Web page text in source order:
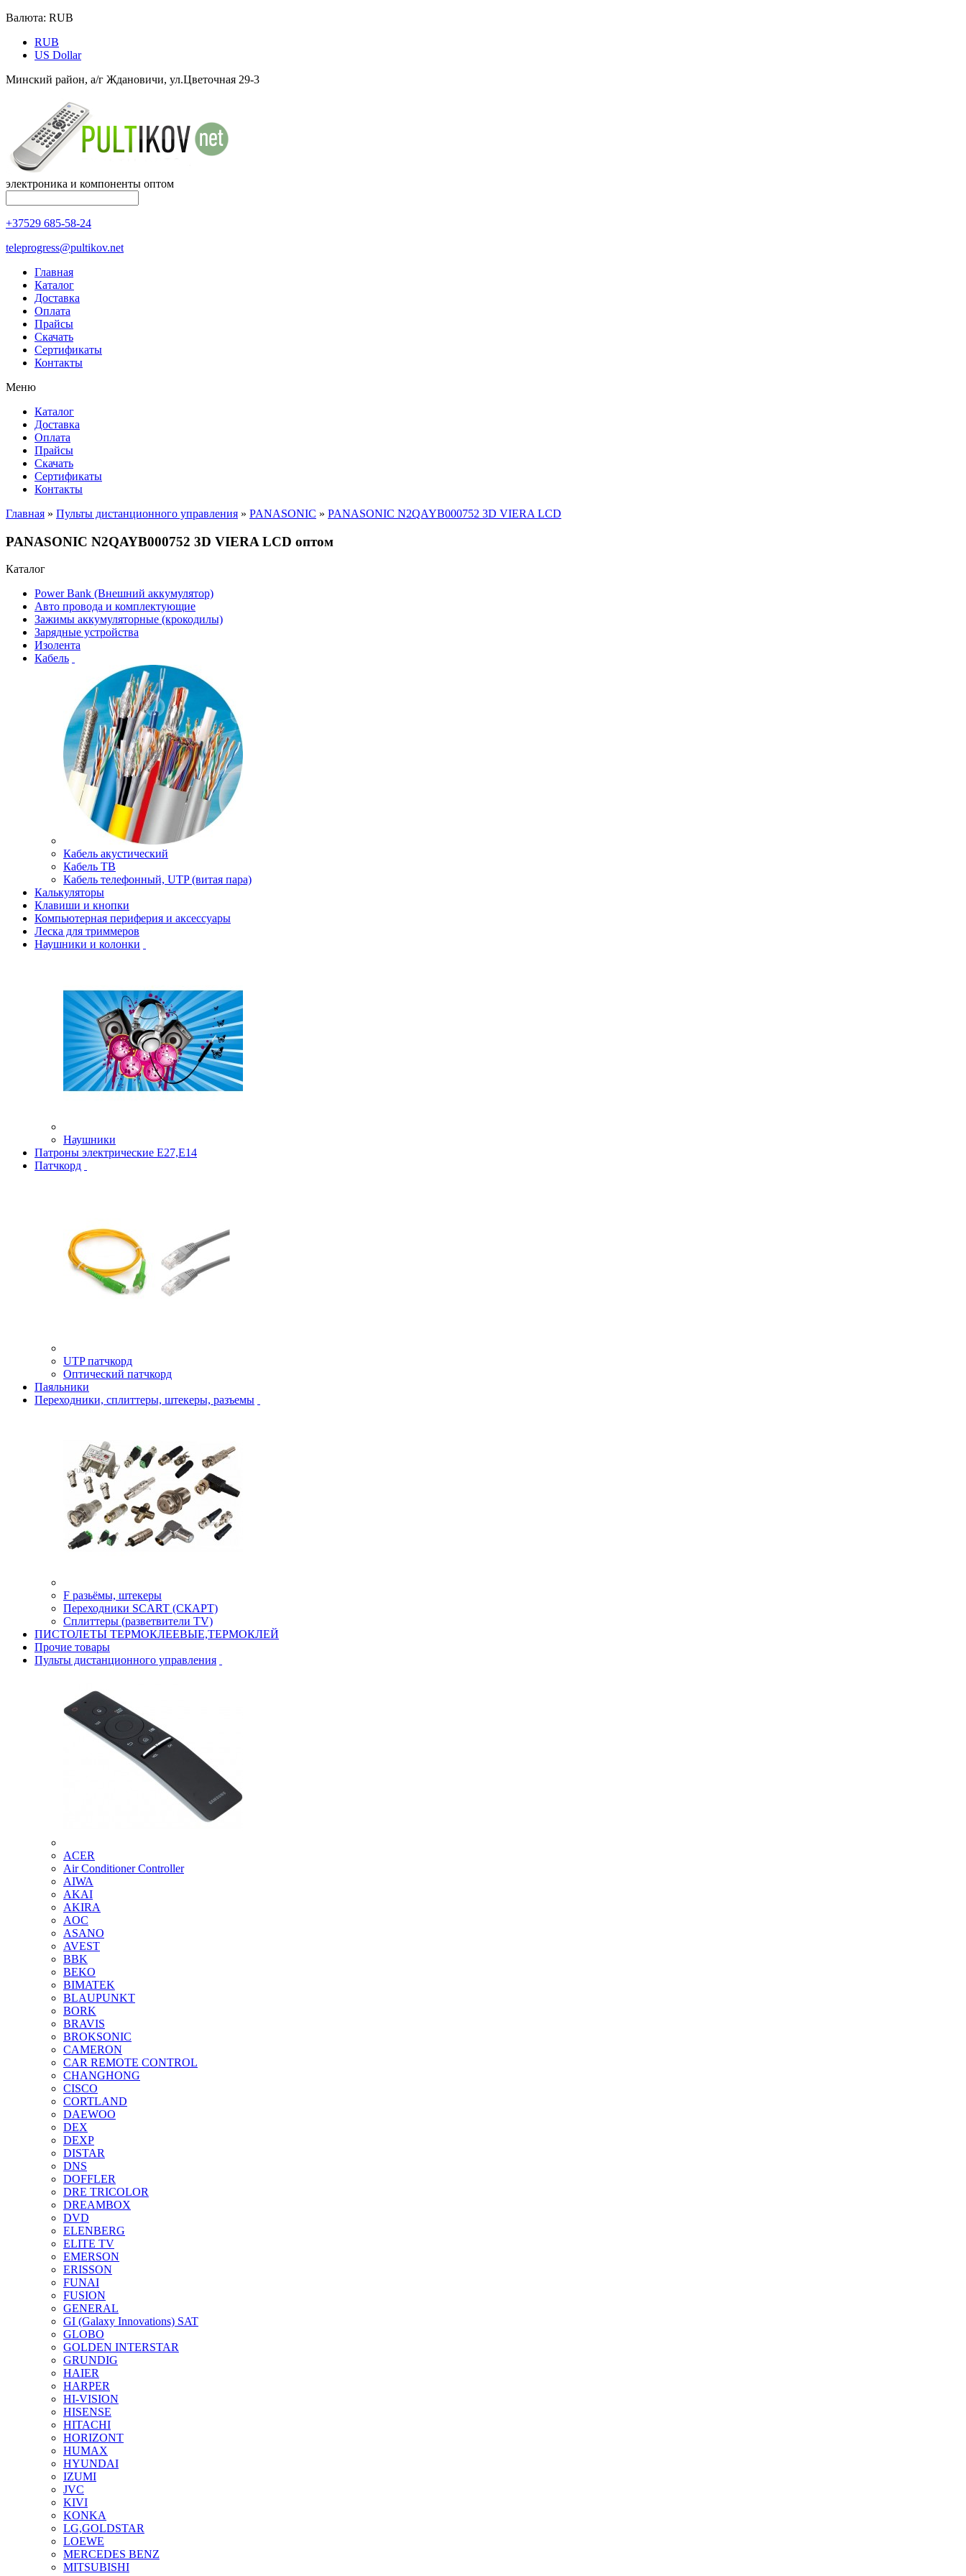
Валюта: RUB
RUB
US Dollar
Минский район, а/г Ждановичи, ул.Цветочная 29-3
электроника и компоненты оптом
+37529 685-58-24
teleprogress@pultikov.net
Главная
Каталог
Доставка
Оплата
Прайсы
Cкачать
Сертификаты
Контакты
Меню
Каталог
Доставка
Оплата
Прайсы
Cкачать
Сертификаты
Контакты
Главная » Пульты дистанционного управления » PANASONIC » PANASONIC N2QAYB000752 3D VIERA LCD
PANASONIC N2QAYB000752 3D VIERA LCD оптом
Каталог
Power Bank (Внешний аккумулятор)
Авто провода и комплектующие
Зажимы аккумуляторные (крокодилы)
Зарядные устройства
Изолента
Кабель
Кабель акустический
Кабель ТВ
Кабель телефонный, UTP (витая пара)
Калькуляторы
Клавиши и кнопки
Компьютерная периферия и аксессуары
Леска для триммеров
Наушники и колонки
Наушники
Патроны электрические Е27,Е14
Патчкорд
UTP патчкорд
Оптический патчкорд
Паяльники
Переходники, сплиттеры, штекеры, разъемы
F разьёмы, штекеры
Переходники SCART (СКАРТ)
Сплиттеры (разветвители TV)
ПИСТОЛЕТЫ ТЕРМОКЛЕЕВЫЕ,ТЕРМОКЛЕЙ
Прочие товары
Пульты дистанционного управления
ACER
Air Conditioner Controller
AIWA
AKAI
AKIRA
AOC
ASANO
AVEST
BBK
BEKO
BIMATEK
BLAUPUNKT
BORK
BRAVIS
BROKSONIC
CAMERON
CAR REMOTE CONTROL
CHANGHONG
CISCO
CORTLAND
DAEWOO
DEX
DEXP
DISTAR
DNS
DOFFLER
DRE TRICOLOR
DREAMBOX
DVD
ELENBERG
ELITE TV
EMERSON
ERISSON
FUNAI
FUSION
GENERAL
GI (Galaxy Innovations) SAT
GLOBO
GOLDEN INTERSTAR
GRUNDIG
HAIER
HARPER
HI-VISION
HISENSE
HITACHI
HORIZONT
HUMAX
HYUNDAI
IZUMI
JVC
KIVI
KONKA
LG,GOLDSTAR
LOEWE
MERCEDES BENZ
MITSUBISHI